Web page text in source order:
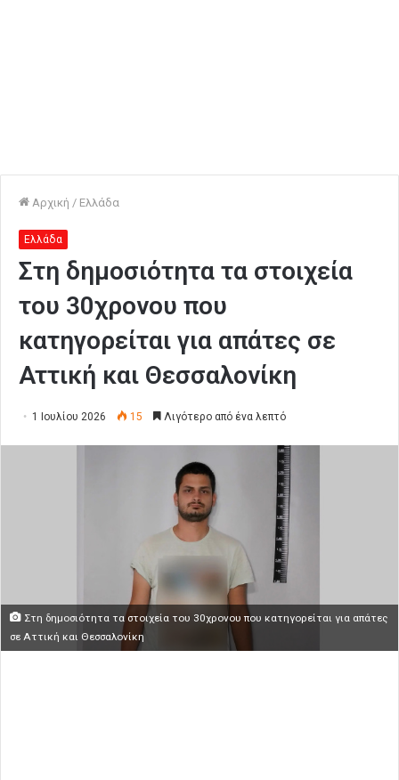
Αρχική / Ελλάδα
Ελλάδα
Στη δημοσιότητα τα στοιχεία
του 30χρονου που
κατηγορείται για απάτες σε
Αττική και Θεσσαλονίκη
1 Ιουλίου 2026 15 Λιγότερο από ένα λεπτό
Στη δημοσιότητα τα στοιχεία του 30χρονου που κατηγορείται για απάτες
σε Αττική και Θεσσαλονίκη